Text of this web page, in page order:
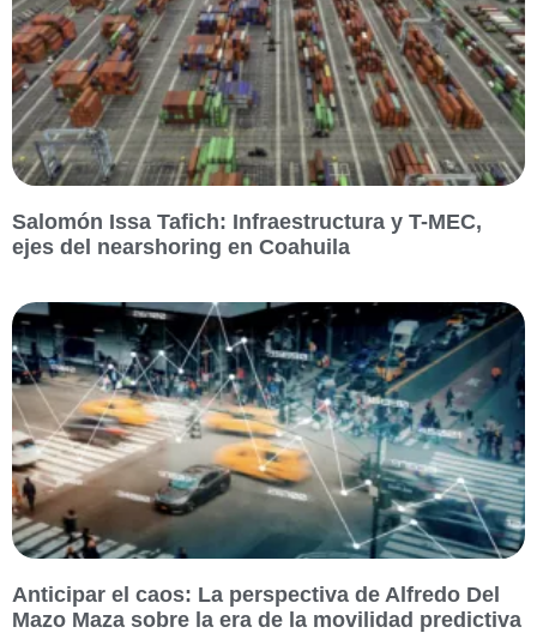
Salomón Issa Tafich: Infraestructura y T-MEC,
ejes del nearshoring en Coahuila
Anticipar el caos: La perspectiva de Alfredo Del
Mazo Maza sobre la era de la movilidad predictiva